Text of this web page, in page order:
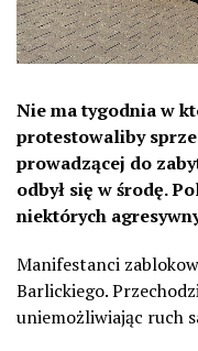
Nie ma tygodnia w
protestowaliby
prowadzącej do
odbył się w środę.
niektórych
Manifestanci
Barlickiego.
uniemożliwiając ruch